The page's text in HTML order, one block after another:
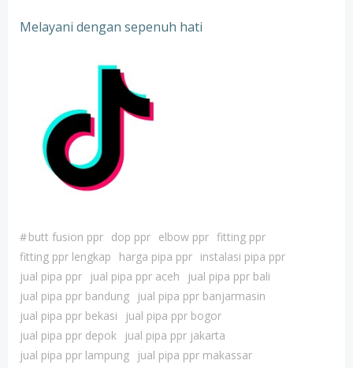
Melayani dengan sepenuh hati
#butt fusion ppr dop ppr elbow ppr fitting ppr
fitting ppr lengkap
harga pipa ppr instalasi pipa ppr
jual pipa ppr
jual pipa ppr aceh
jual pipa ppr bali
jual pipa ppr bandung
jual pipa ppr banjarmasin
jual pipa ppr bekasi
jual pipa ppr bogor
jual pipa ppr depok
jual pipa ppr jakarta
jual pipa ppr lampung
jual pipa ppr makassar